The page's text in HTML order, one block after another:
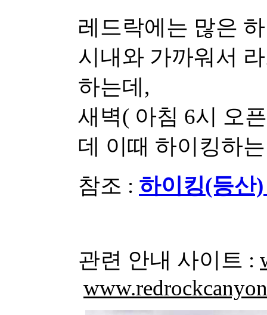
레드락에는 많은
시내와 가까워서
하는데,
새벽( 아침 6시 오
데 이때 하이킹하
참조 : 하이킹(등산
관련 안내 사이트 :